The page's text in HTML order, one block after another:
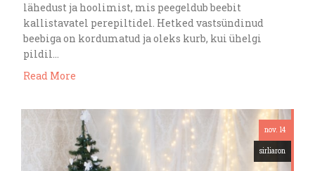
lähedust ja hoolimist, mis peegeldub beebit
kallistavatel perepiltidel. Hetked vastsündinud
beebiga on kordumatud ja oleks kurb, kui ühelgi
pildil…
Read More
nov. 14
sirliaron